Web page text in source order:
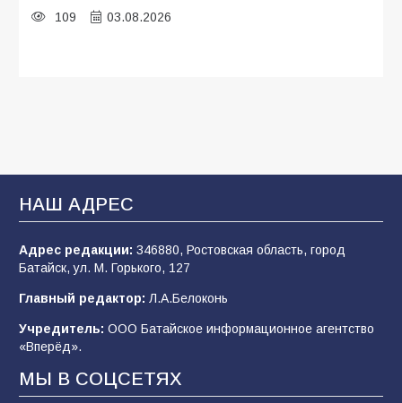
109 03.08.2026
В Батайске продолжаются дорожные работы
107 04.08.2026
строительные профессии в ходе
спортивного праздника
90
НАШ АДРЕС
Адрес редакции: 346880, Ростовская область, город
Батайск, ул. М. Горького, 127
Главный редактор: Л.А.Белоконь
Учредитель: ООО Батайское информационное агентство
«Вперёд».
МЫ В СОЦСЕТЯХ